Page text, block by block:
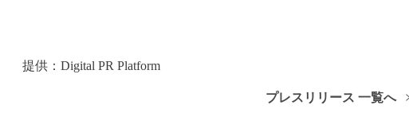
提供：Digital PR Platform
プレスリリース 一覧へ